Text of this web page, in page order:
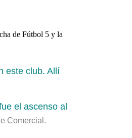
de Fútbol 5 y la
este club. Allí
el ascenso al
Comercial.